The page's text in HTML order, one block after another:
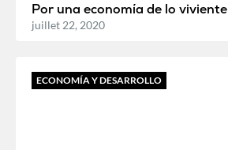
Por una economía de lo viviente
juillet 22, 2020
ECONOMÍA Y DESARROLLO